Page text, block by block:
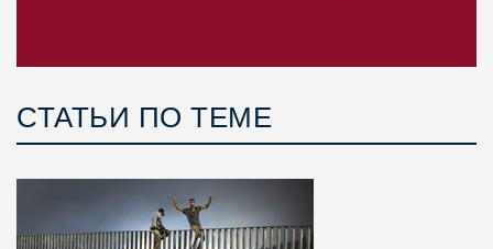
СТАТЬИ ПО ТЕМЕ